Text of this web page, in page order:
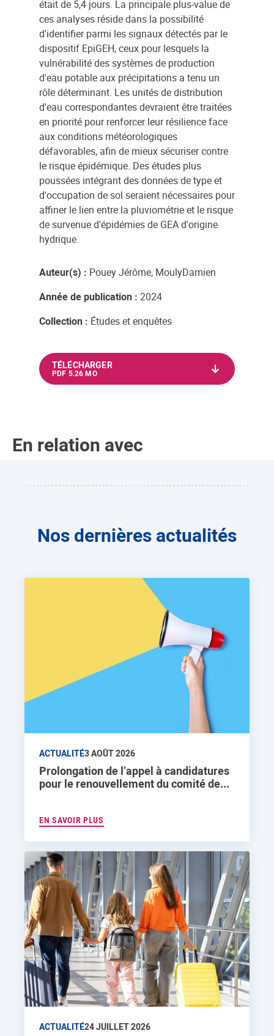
était de 5,4 jours. La principale plus-value de
ces analyses réside dans la possibilité
d'identifier parmi les signaux détectés par le
dispositif EpiGEH, ceux pour lesquels la
vulnérabilité des systèmes de production
d'eau potable aux précipitations a tenu un
rôle déterminant. Les unités de distribution
d'eau correspondantes devraient être traitées
en priorité pour renforcer leur résilience face
aux conditions météorologiques
défavorables, afin de mieux sécuriser contre
le risque épidémique. Des études plus
poussées intégrant des données de type et
d'occupation de sol seraient nécessaires pour
affiner le lien entre la pluviométrie et le risque
de survenue d'épidémies de GEA d'origine
hydrique.
Auteur(s) : Pouey Jérôme, MoulyDamien
Année de publication : 2024
Collection : Études et enquêtes
TÉLÉCHARGER
PDF 5.26 MO
En relation avec
Nos dernières actualités
ACTUALITÉ3 AOÛT 2026
Prolongation de l’appel à candidatures
pour le renouvellement du comité de...
EN SAVOIR PLUS
ACTUALITÉ24 JUILLET 2026